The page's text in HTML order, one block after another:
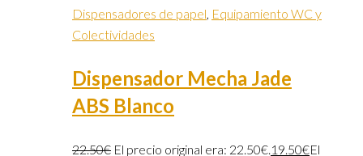
Dispensadores de papel Equipamiento WC y
Colectividades
Dispensador Mecha Jade
ABS Blanco
22.50€ El precio original era: 22.50€. 19.50€El